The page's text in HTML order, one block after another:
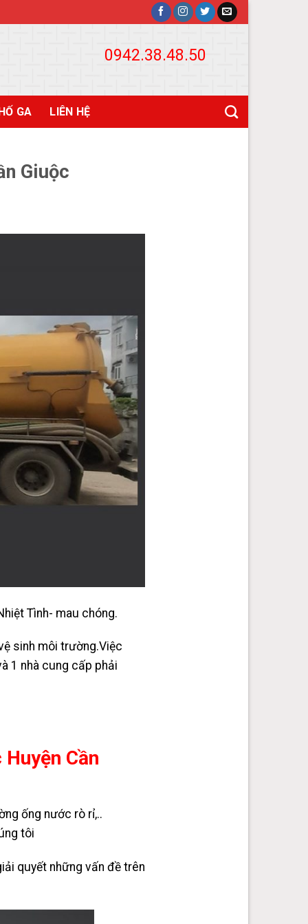
0942.38.48.50
GA LIÊN HỆ
Giuộc
Tình- mau chóng.
sinh môi trường.Việc
1 nhà cung cấp phải
Cần
ống nước rò rỉ,..
tôi
quyết những vấn đề trên